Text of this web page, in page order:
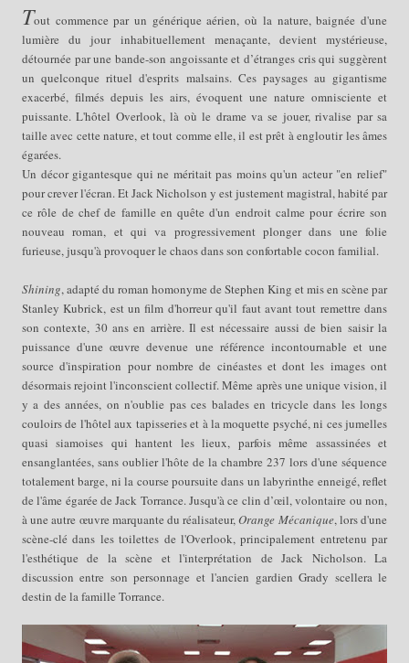
Tout commence par un générique aérien, où la nature, baignée d'une
lumière du jour inhabituellement menaçante, devient mystérieuse,
détournée par une bande-son angoissante et d’étranges cris qui suggèrent
un quelconque rituel d'esprits malsains. Ces paysages au gigantisme
exacerbé, filmés depuis les airs, évoquent une nature omnisciente et
puissante. L'hôtel Overlook, là où le drame va se jouer, rivalise par sa
taille avec cette nature, et tout comme elle, il estprêt à engloutir les âmes
égarées.
Un décor gigantesque qui ne méritait pas moins qu'un acteur "en relief"
pour crever l'écran. Et Jack Nicholson y est justement magistral, habité par
ce rôle de chef de famille en quête d'un endroit calme pour écrire son
nouveau roman, et qui va progressivement plonger dans une folie
furieuse, jusqu'à provoquer le chaos dans son confortable cocon familial.
Shining, adapté du roman homonyme de Stephen King et mis en scène par
Stanley Kubrick, est un film d'horreur qu'il faut avant tout remettre dans
son contexte, 30 ans en arrière. Il est nécessaire aussi de bien saisir la
puissance d'une œuvre devenue une référence incontournable et une
source d'inspiration pour nombre de cinéastes etdont les images ont
désormais rejoint l'inconscient collectif. Même après une unique vision, il
y a des années, on n'oublie pas ces balades en tricycle dans les longs
couloirs de l'hôtel aux tapisseries et à la moquette psyché, ni ces jumelles
quasi siamoises qui hantent les lieux, parfois même assassinées et
ensanglantées, sans oublier l'hôte de la chambre 237 lors d'une séquence
totalement barge, ni la course poursuite dans un labyrinthe enneigé, reflet
de l'âme égarée de Jack Torrance. Jusqu'à ce clin d’œil, volontaire ou non,
à une autre œuvre marquante du réalisateur,Orange Mécanique, lors d'une
scène-clé dans les toilettes de l'Overlook, principalement entretenu par
l'esthétique de la scène et l'interprétation de Jack Nicholson. La
discussion entre son personnage et l'ancien gardien Grady scellera le
destin de la famille Torrance.